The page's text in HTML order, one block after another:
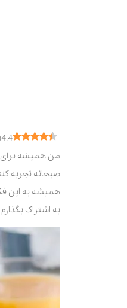
میوه
پنیر
مشکلی
4.4
من همیشه برای
صبحانه تجربه
همیشه به این
به اشتراک